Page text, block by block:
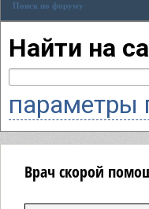
РАЗДЕЛ: Разное
Поиск по форуму
Найти на
параметры
Врач скорой